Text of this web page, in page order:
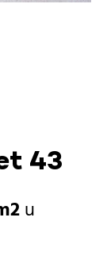
43
u